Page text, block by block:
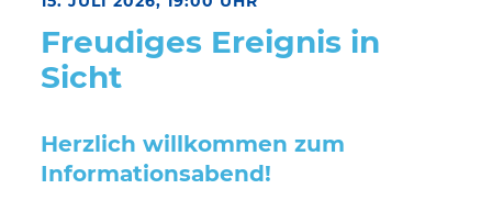
Freudiges Ereignis in
Sicht
Herzlich willkommen zum
Informationsabend!